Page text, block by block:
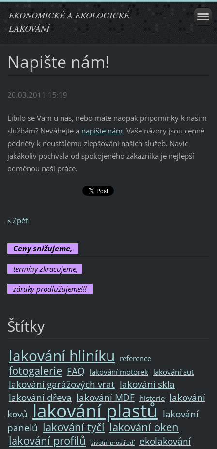
EKONOMICKÉ A EKOLOGICKÉ
LAKOVÁNÍ
Napište nám!
20.03.2011 15:19
Líbilo se Vám u nás, nebo máte naopak připomínky k našim
službám? Neváhejte a napište nám. Vaše názory jsou cenné
podněty k neustálému zlepšování našich služeb. Navíc
jakákoliv pochvala od spokojeného zákazníka je nejlepší
odměnou naší práce.
« Zpět
Ceny snižujeme,
termíny zkracujeme,
záruky prodlužujeme!!!
Štítky
lakování hliníku
reference
fotogalerie FAQ lakování motorek lakování aut
lakování garážových vrat lakování skla
lakování dřeva lakování MDF historie lakování
kovů lakování plastů lakování
panelů lakování tyčí lakování oken
lakování profilů
životní prostředí ekolakování